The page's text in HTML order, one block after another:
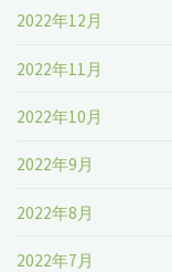
2022年12月
2022年11月
2022年10月
2022年9月
2022年8月
2022年7月